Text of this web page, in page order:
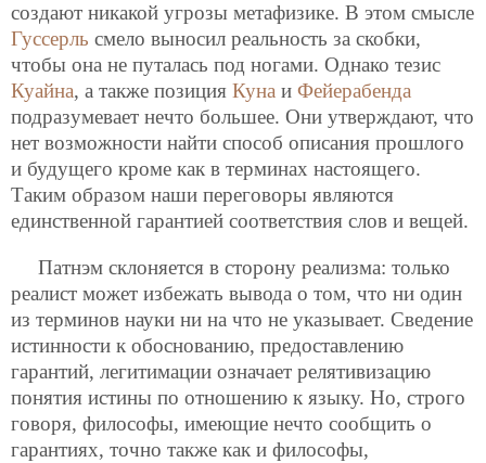
создают никакой угрозы метафизике. В этом смысле
Гуссерль смело выносил реальность за скобки,
чтобы она не путалась под ногами. Однако тезис
Куайна, а также позиция Куна и Фейерабенда
подразумевает нечто большее. Они утверждают, что
нет возможности найти способ описания прошлого
и будущего кроме как в терминах настоящего.
Таким образом наши переговоры являются
единственной гарантией соответствия слов и вещей.
Патнэм склоняется в сторону реализма: только
реалист может избежать вывода о том, что ни один
из терминов науки ни на что не указывает. Сведение
истинности к обоснованию, предоставлению
гарантий, легитимации означает релятивизацию
понятия истины по отношению к языку. Но, строго
говоря, философы, имеющие нечто сообщить о
гарантиях, точно также как и философы,